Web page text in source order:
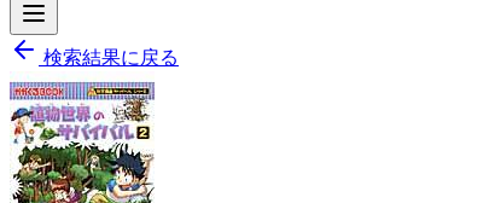
検索結果に戻る